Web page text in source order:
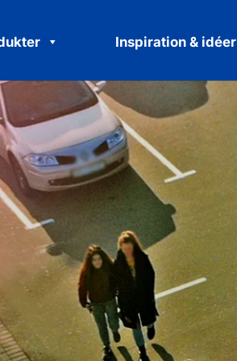
Inspiration & idéer